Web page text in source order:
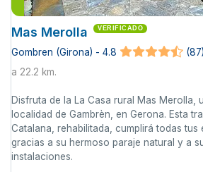
Mas Merolla VERIFICADO
Gombren (Girona) - 4.8
(87)
a 22.2 km.
Disfruta de la La Casa rural Mas Merolla,
localidad de Gambrèn, en Gerona. Esta
Catalana, rehabilitada, cumplirá todas tus
gracias a su hermoso paraje natural y a
instalaciones.